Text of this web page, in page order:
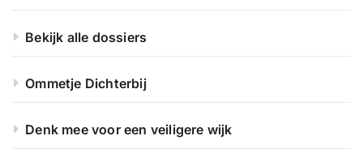
Bekijk alle dossiers
Ommetje Dichterbij
Denk mee voor een veiligere wijk